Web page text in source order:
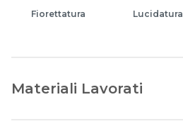
Fiorettatura Lucidatura
Materiali Lavorati